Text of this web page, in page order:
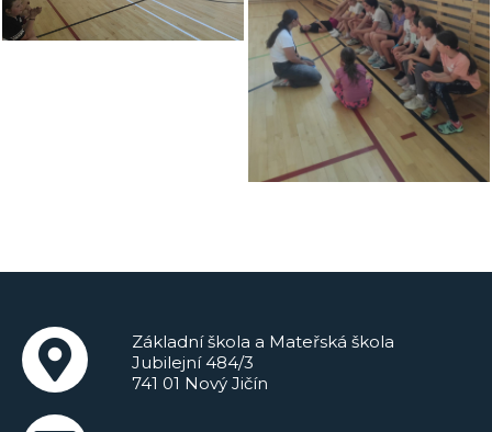
Základní škola a Mateřská škola
Jubilejní 484/3
741 01 Nový Jičín